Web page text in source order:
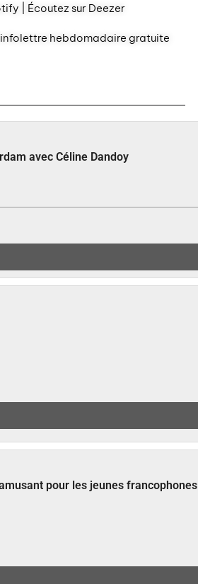
| Écoutez sur Deezer
hebdomadaire gratuite
avec Céline Dandoy
pour les jeunes francophones